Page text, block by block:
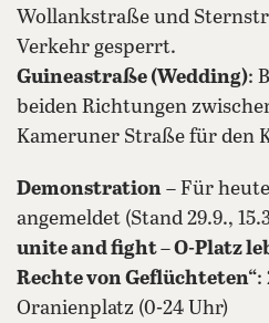
Wollankstraße und
Verkehr gesperrt.
Guineastraße (Wedding):
beiden Richtungen
Kameruner Straße für den
Demonstration – Für
angemeldet (Stand 29.9.,
unite and fight – O-Platz
Rechte von Geflüchteten“:
Oranienplatz (0-24 Uhr)